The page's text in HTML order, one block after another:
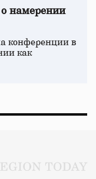
намерении
конференции в
как